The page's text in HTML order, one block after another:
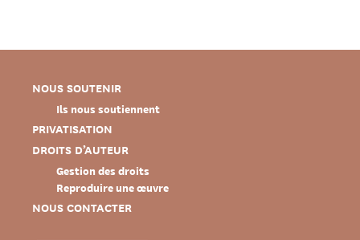
NOUS SOUTENIR
Ils nous soutiennent
PRIVATISATION
DROITS D’AUTEUR
Gestion des droits
Reproduire une œuvre
NOUS CONTACTER